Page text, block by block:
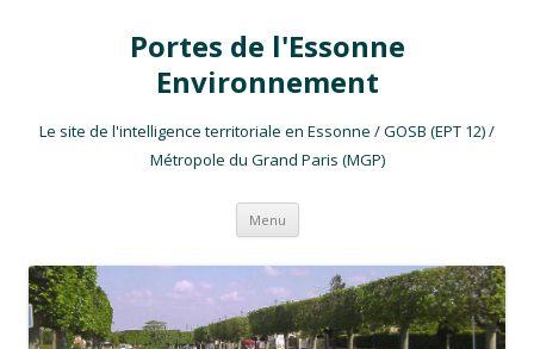
Portes de l'Essonne
Environnement
Le site de l'intelligence territoriale en Essonne / GOSB (EPT 12) /
Métropole du Grand Paris (MGP)
Menu Aller au contenu